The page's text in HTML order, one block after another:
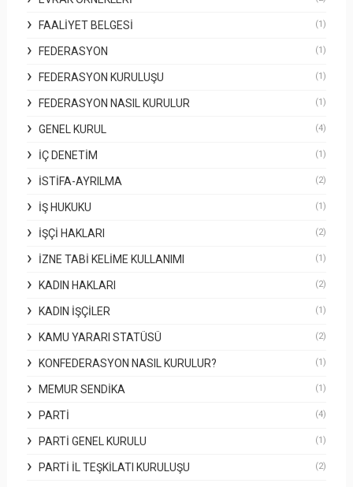
FAALIYET BELGESI (1)
FEDERASYON (1)
FEDERASYON KURULUŞU (1)
FEDERASYON NASIL KURULUR (1)
GENEL KURUL (4)
İÇ DENETIM (1)
İSTIFA-AYRILMA (2)
İŞ HUKUKU (1)
İŞÇI HAKLARI (2)
İZNE TABI KELIME KULLANIMI (1)
KADIN HAKLARI (2)
KADIN İŞÇILER (1)
KAMU YARARI STATÜSÜ (2)
KONFEDERASYON NASIL KURULUR? (1)
MEMUR SENDIKA (1)
PARTI (4)
PARTI GENEL KURULU (1)
PARTI İL TEŞKILATI KURULUŞU (2)